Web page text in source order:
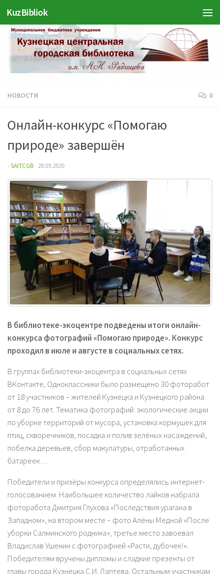
Перейти к содержимому
KuzBibliok
НОВОСТИ 0
Онлайн-конкурс «Помогаю
природе» завершён
-SAITCGB · 28.09.2020
В библиотеке-экоцентре подведены итоги онлайн-
конкурса фотографий «Помогаю природе». Конкурс
проходил в июле и августе в социальных сетях.
В группах библиотеки-экоцентра в социальных сетях
ВКонтакте, Одноклассники было размещено 30 фоторабот
от 18 участников – жителей Кузнецка и Кузнецкого района
от 8 до 76 лет. Тематика фотографий: экологические акции
по уборке территорий от мусора, установка кормушек для
птиц, скворечников, посадка и полив зелёных насаждений,
побелка деревьев, сбор макулатуры, отработанных
батареек…
Победители и призёры конкурса определялись интернет-
голосованием. Наибольшее количество лайков набрала
фоторабота Дмитрия Глухова «Последствия урагана в
Западном», на втором месте – фото Алёны Медной «После
уборки Салминского родника», третье место завоевал
Владислав Ушенин с фотографией «Расти, дубочек!».
Победителям вручены дипломы и сладкие презенты от
главы города Кузнецка С.И. Лаптева. Остальным участникам